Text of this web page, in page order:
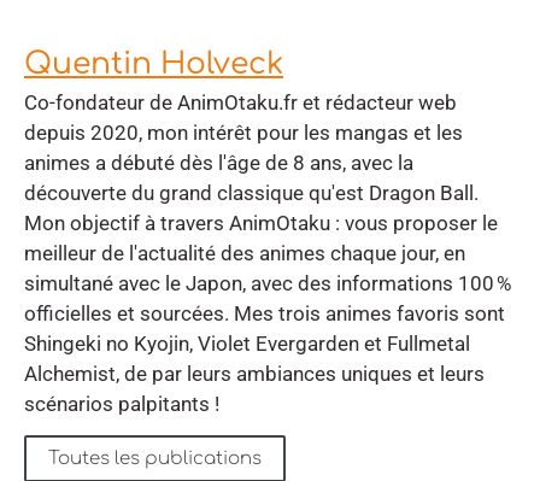
Quentin Holveck
Co-fondateur de AnimOtaku.fr et rédacteur web
depuis 2020, mon intérêt pour les mangas et les
animes a débuté dès l'âge de 8 ans, avec la
découverte du grand classique qu'est Dragon Ball.
Mon objectif à travers AnimOtaku : vous proposer le
meilleur de l'actualité des animes chaque jour, en
simultané avec le Japon, avec des informations 100 %
officielles et sourcées. Mes trois animes favoris sont
Shingeki no Kyojin, Violet Evergarden et Fullmetal
Alchemist, de par leurs ambiances uniques et leurs
scénarios palpitants !
Toutes les publications